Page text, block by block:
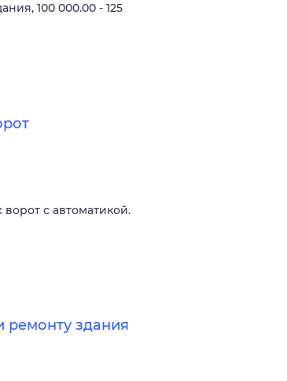
100 000.00 - 125
с автоматикой.
здания